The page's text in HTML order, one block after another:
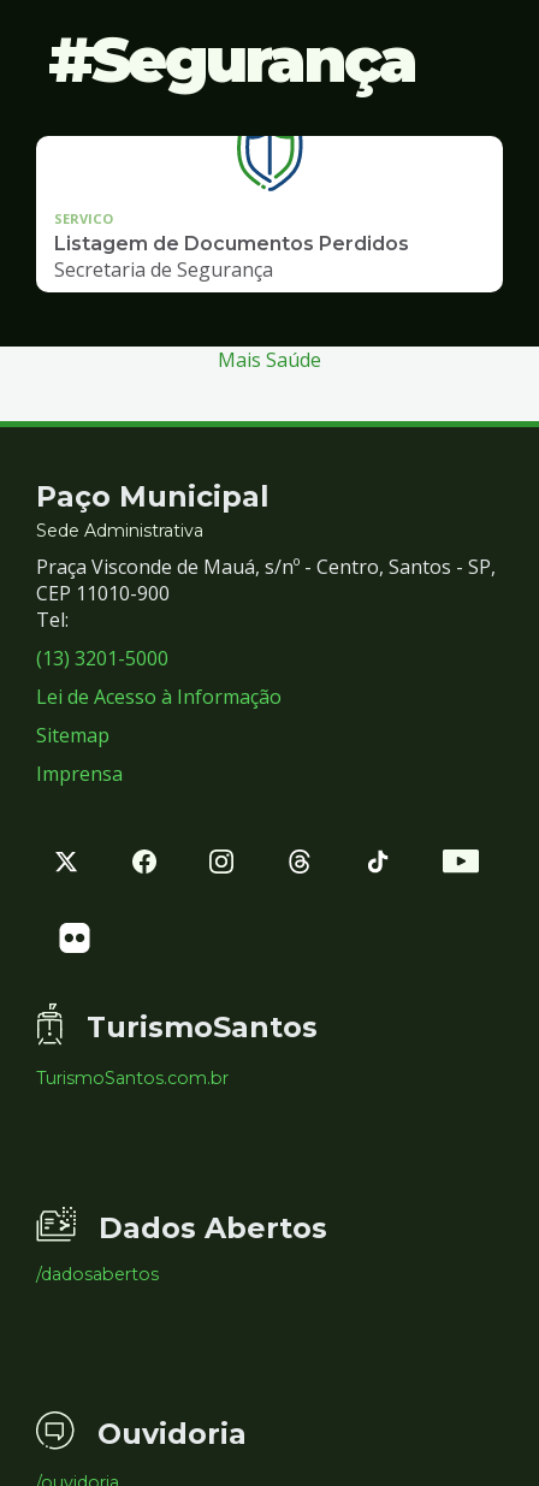
Segurança
SERVICO
Listagem de Documentos Perdidos
Secretaria de Segurança
Mais Saúde
Contato
e
Redes
Sociais
Paço Municipal
Sede Administrativa
Praça Visconde de Mauá, s/nº - Centro, Santos - SP,
CEP 11010-900
Tel:
(13) 3201-5000
Lei de Acesso à Informação
Sitemap
Imprensa
TurismoSantos
TurismoSantos.com.br
Dados Abertos
/dadosabertos
Ouvidoria